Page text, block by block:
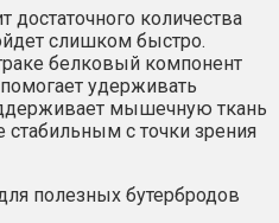
достаточного количества
слишком быстро.
белковый компонент
удерживать
мышечную ткань
с точки зрения